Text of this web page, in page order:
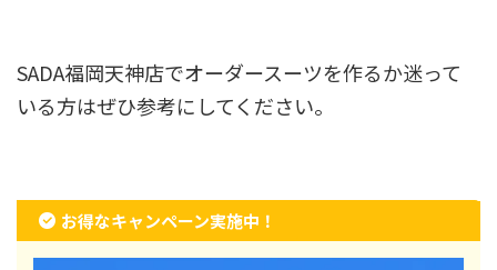
SADA福岡天神店でオーダースーツを作るか迷って
いる方はぜひ参考にしてください。
お得なキャンペーン実施中！